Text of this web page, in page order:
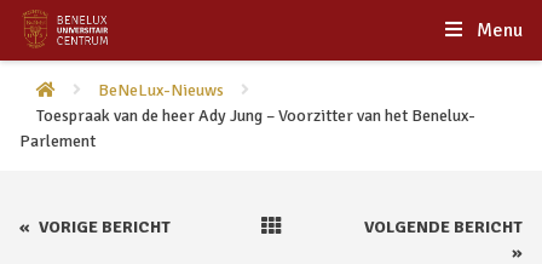
Menu
BeNeLux-Nieuws
Toespraak van de heer Ady Jung – Voorzitter van het Benelux-
Parlement
« VORIGE BERICHT
VOLGENDE BERICHT
»